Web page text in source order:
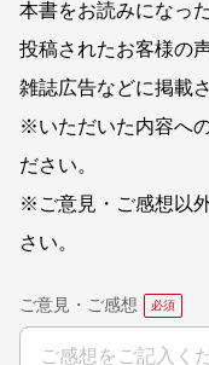
本書をお読みになっ
投稿されたお客様の
雑誌広告などに掲載
※いただいた内容へ
ださい。
※ご意見・ご感想以外
さい。
ご意見・ご感想